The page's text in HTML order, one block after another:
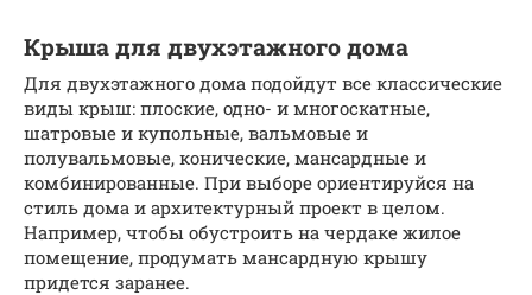
Крыша для двухэтажного дома
Для двухэтажного дома подойдут все классические
виды крыш: плоские, одно- и многоскатные,
шатровые и купольные, вальмовые и
полувальмовые, конические, мансардные и
комбинированные. При выборе ориентируйся на
стиль дома и архитектурный проект в целом.
Например, чтобы обустроить на чердаке жилое
помещение, продумать мансардную крышу
придется заранее.